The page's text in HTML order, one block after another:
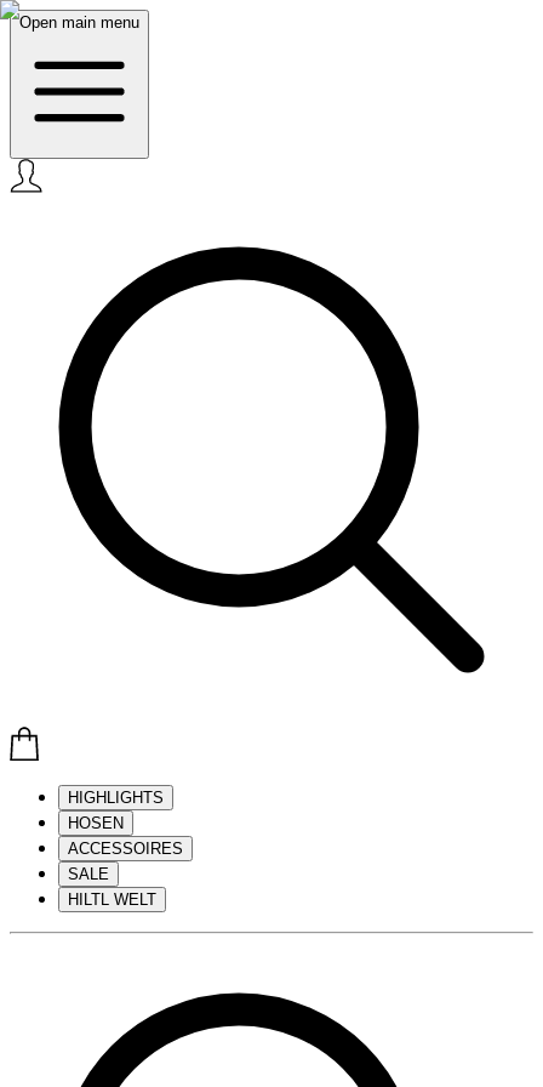
Open main menu
HIGHLIGHTS
HOSEN
ACCESSOIRES
SALE
HILTL WELT